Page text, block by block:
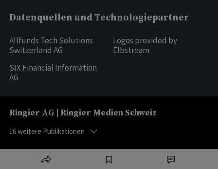
Datenquellen und Technologiepartner
Allfunds Tech Solutions
Switzerland AG
SIX Financial Information
AG
Logos provided by
Elbstream
Ringier AG | Ringier Medien Schweiz
16weitere Publikationen